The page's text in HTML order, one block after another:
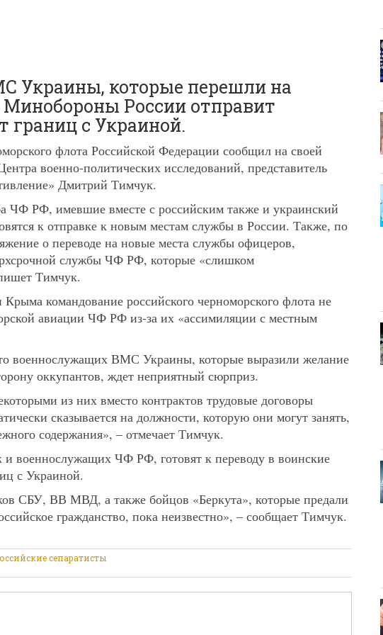
Украины, которые перешли на
Минобороны России отправит
границ с Украиной.
флота Российской Федерации сообщил на своей
военно-политических исследований, представитель
Дмитрий Тимчук.
ЧФ РФ, имевшие вместе с российским также и украинский
к отправке к новым местам службы в России. Также, по
о переводе на новые места службы офицеров,
службы ЧФ РФ, которые «слишком
Тимчук.
командование российского черноморского флота не
авиации ЧФ РФ из-за их «ассимиляции с местным
военнослужащих ВМС Украины, которые выразили желание
оккупантов, ждет неприятный сюрприз.
из них вместо контрактов трудовые договоры
сказывается на должности, которую они могут занять,
содержания», – отмечает Тимчук.
и военнослужащих ЧФ РФ, готовят к переводу в воинские
с Украиной.
СБУ, ВВ МВД, а также бойцов «Беркута», которые предали
гражданство, пока неизвестно», – сообщает Тимчук.
сепаратисты